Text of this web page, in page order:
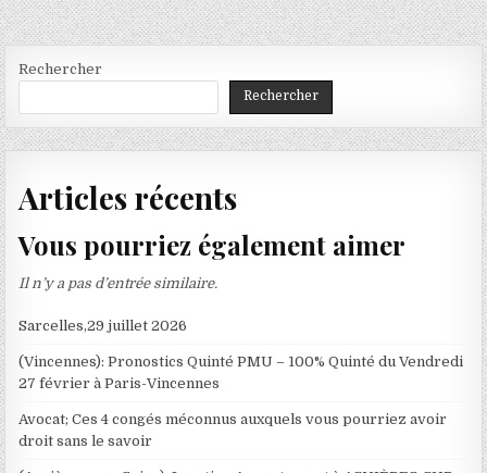
Rechercher
Rechercher
Articles récents
Vous pourriez également aimer
Il n’y a pas d’entrée similaire.
Sarcelles,29 juillet 2026
(Vincennes): Pronostics Quinté PMU – 100% Quinté du Vendredi
27 février à Paris-Vincennes
Avocat; Ces 4 congés méconnus auxquels vous pourriez avoir
droit sans le savoir